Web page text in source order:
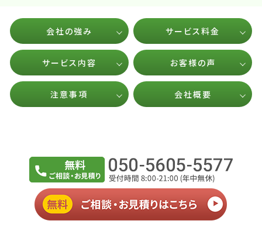
会社の強み サービス料金
サービス内容 お客様の声
注意事項 会社概要